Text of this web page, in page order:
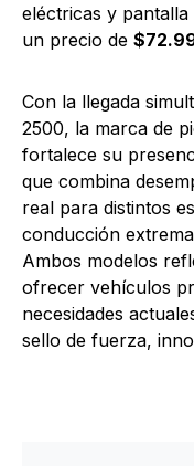
eléctricas y
un precio de
Con la llegada
2500, la marca de
fortalece su
que combina
real para distintos
conducción
Ambos modelos
ofrecer vehículos
necesidades
sello de fuerza,